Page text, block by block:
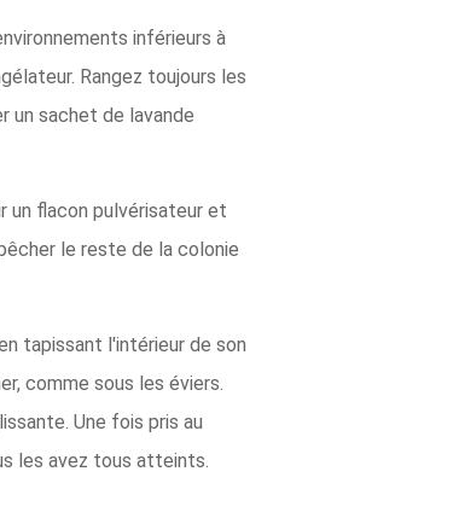
inférieurs à
Rangez toujours les
un sachet de lavande
un flacon pulvérisateur et
le reste de la colonie
tapissant l'intérieur de son
comme sous les éviers.
Une fois pris au
les avez tous atteints.